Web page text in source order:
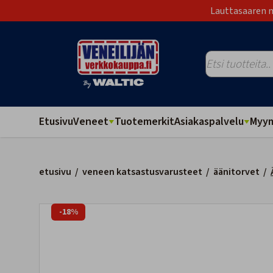
Lauttasaaren
EtusivuVeneet TuotemerkitAsiakaspalvelu
etusivu / veneen katsastusvarusteet / äänitorvet /
-18%